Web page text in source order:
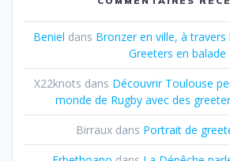
Beniel dans Bronzer en ville, à travers
Greeters en balade
X22knots dans Découvrir Toulouse
monde de Rugby avec des
Birrauxdans Portrait de